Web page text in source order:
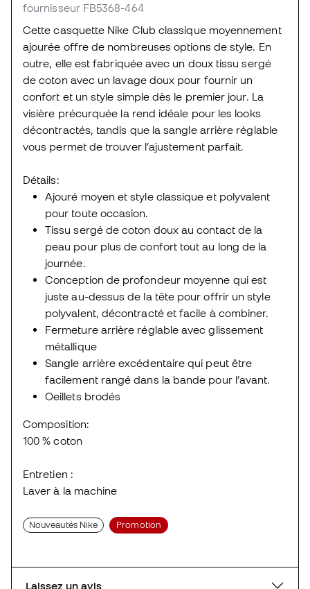
fournisseur FB5368-464
Cette casquette Nike Club classique moyennement
ajourée offre de nombreuses options de style. En
outre, elle est fabriquée avec un doux tissu sergé
de coton avec un lavage doux pour fournir un
confort et un style simple dès le premier jour. La
visière précurquée la rend idéale pour les looks
décontractés, tandis que la sangle arrière réglable
vous permet de trouver l’ajustement parfait.
Détails:
Ajouré moyen et style classique et polyvalent
pour toute occasion.
Tissu sergé de coton doux au contact de la
peau pour plus de confort tout au long de la
journée.
Conception de profondeur moyenne qui est
juste au-dessus de la tête pour offrir un style
polyvalent, décontracté et facile à combiner.
Fermeture arrière réglable avec glissement
métallique
Sangle arrière excédentaire qui peut être
facilement rangé dans la bande pour l’avant.
Oeillets brodés
Composition:
100 % coton
Entretien :
Laver à la machine
Nouveautés Nike Promotion
Laissez un avis